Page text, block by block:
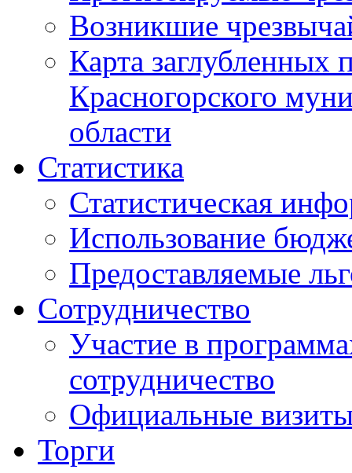
Возникшие
Карта
Красногорского
области
Статистика
Статистическая
Использование
Предоставляемые
Сотрудничество
Участие в
сотрудничество
Официальные
Торги